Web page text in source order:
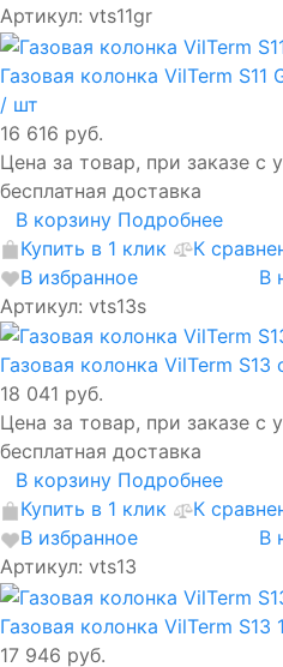
Артикул: vts11gr
Газовая колонка VilTerm S11
/ шт
16 616 руб.
Цена за товар, при заказе с
бесплатная доставка
В корзину Подробнее
Купить в 1 клик
К
В избранное
В
Артикул: vts13s
Газовая колонка VilTerm S13
18 041 руб.
Цена за товар, при заказе с
бесплатная доставка
В корзину Подробнее
Купить в 1 клик
К
В избранное
В
Артикул: vts13
Газовая колонка VilTerm S13
17 946 руб.